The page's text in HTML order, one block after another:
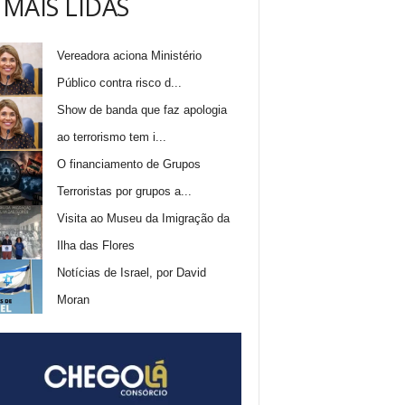
LIDAS
Vereadora aciona Ministério
Público contra risco d...
Show de banda que faz apologia
ao terrorismo tem i...
O financiamento de Grupos
Terroristas por grupos a...
Visita ao Museu da Imigração da
Ilha das Flores
Notícias de Israel, por David
Moran